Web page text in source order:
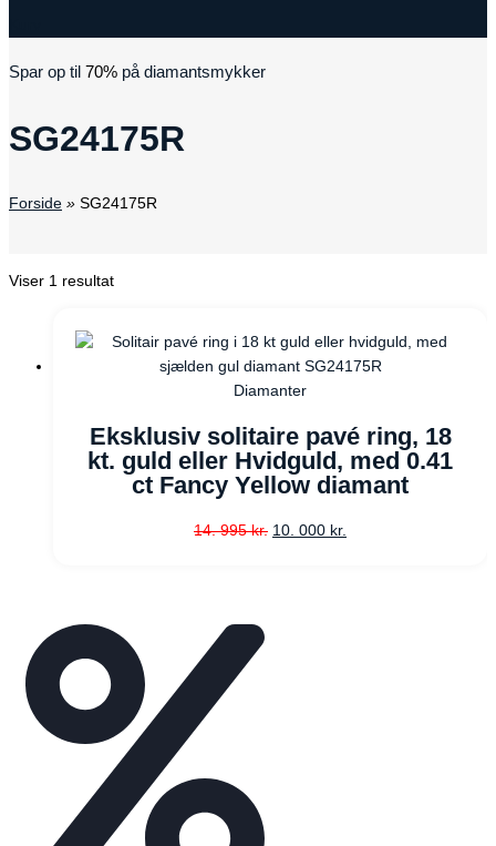
Spar op til 70% på diamantsmykker
SG24175R
Forside » SG24175R
Viser 1 resultat
Diamanter
Eksklusiv solitaire pavé ring, 18
kt. guld eller Hvidguld, med 0.41
ct Fancy Yellow diamant
14. 995kr. 10. 000 kr.